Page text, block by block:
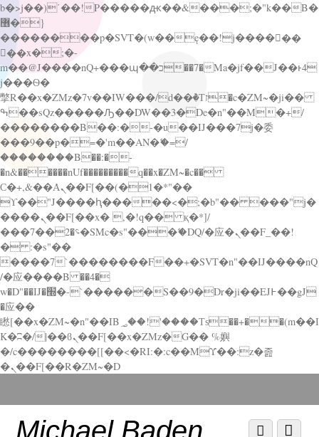
b�>j��)΄��!P�����ԫ��&���;�"k��B�
޶�}
��������p�SVT�(w��ę��!j������
��x�;�-
m��@J����nQ+���պ��כ��7�Ma�jf��J��ͱ4
j���Ѳ�
撆R��x�ZMz�7v��IW���/d��ٞ�Тז�c�ZM~�ji��
ߒ��sQz�����Ԡ��DW��3�De�n"��M�+/
��������B��:�-�u��IJ���7j�委
���9��p�=�'m��AN�ޭ�=/
��������B��:�-
�n&������nUf���������q��x�ZM~�c��
Ϲ�+,&��Ὰܢ��F[��(�1�*"��
ϒ��"J����ԧ�����<�;�b"�� ���"j�
����ܢ��F[��x� ,�!q�� қ�*]/
���؝�2��7�SMc�s"���ޭ�DQ/�应�ܢ��F_��!
� :�s"��
����7`��������F��+�SVT�n"��IJ����nQ
/�应����B ��4�
w�D"��IJ�׭�-`������S��9�Dr�ji��EJ߅��gJ
�应��
矁[��x�ZM~�n"��IB؃��!'����Тѕ��+��(m��I
K�ʭ�/|��ϐܢ��F[��x�ZMz�G�� %嬩
�/c��������[[��<�RI:�:c��MΎ��:z�졾
�ܢ��F[��R�ZM~�D
down
contentMichael Baden Menu
Scroll